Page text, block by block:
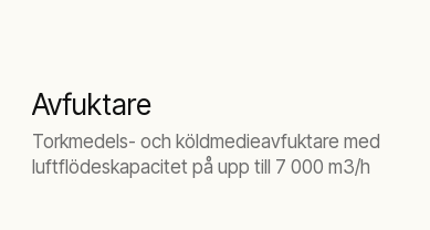
Avfuktare
Torkmedels- och köldmedieavfuktare med
luftflödeskapacitet på upp till 7 000 m3/h